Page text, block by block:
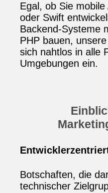
Egal, ob Sie mobile
oder Swift
Backend‑Systeme
PHP bauen,
sich nahtlos in alle
Umgebungen ein.
Botschaften, die
technischer